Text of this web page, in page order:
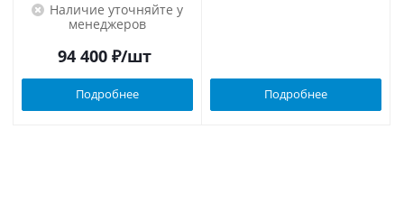
Наличие уточняйте у
менеджеров
94 400₽/шт
Подробнее Подробнее